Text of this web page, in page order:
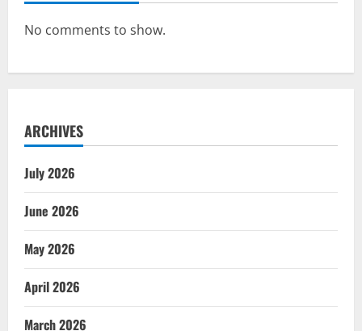
No comments to show.
ARCHIVES
July 2026
June 2026
May 2026
April 2026
March 2026